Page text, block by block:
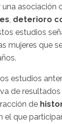
una asociación
deterioro
estudios
mujeres que
estudios
de
de
el que